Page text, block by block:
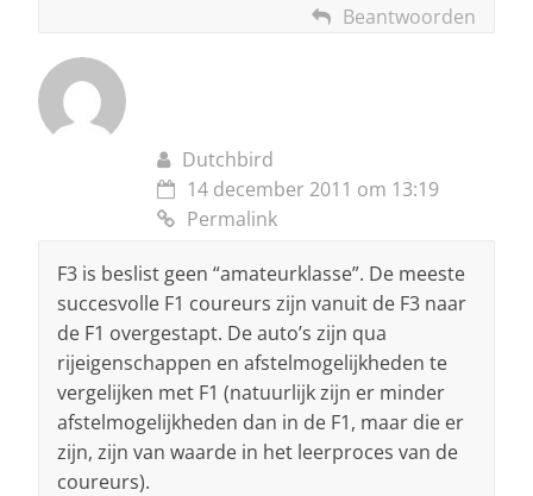
Beantwoorden
Dutchbird
14 december 2011 om 13:19
Permalink
F3 is beslist geen “amateurklasse”. De meeste
succesvolle F1 coureurs zijn vanuit de F3 naar
de F1 overgestapt. De auto’s zijn qua
rijeigenschappen en afstelmogelijkheden te
vergelijken met F1 (natuurlijk zijn er minder
afstelmogelijkheden dan in de F1, maar die er
zijn, zijn van waarde in het leerproces van de
coureurs).